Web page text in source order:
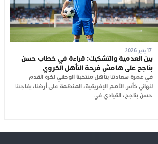
17 يناير 2026
بين العدمية والتشكيك: قراءة في خطاب حسن
بناجح على هامش فرحة التأهل الكروي
في غمرة سعادتنا بتأهل منتخبنا الوطني لكرة القدم
لنهائي كأس الأمم الإفريقية، المنظمة على أرضنا، يفاجئنا
حسن بناجح، القيادي في